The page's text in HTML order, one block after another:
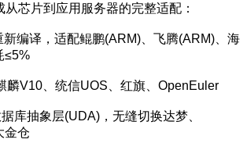
芯片到应用服务器的完整适配：
新编译，适配鲲鹏(ARM)、飞腾(ARM)、海
≤5%
麟V10、统信UOS、红旗、OpenEuler
库抽象层(UDA)，无缝切换达梦、
金仓